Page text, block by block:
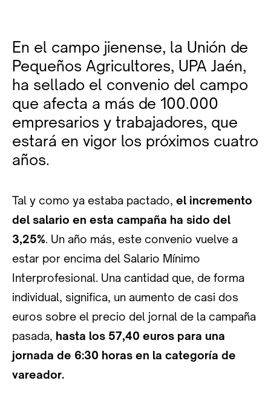
En el campo jienense, la Unión de
Pequeños Agricultores, UPA Jaén,
ha sellado el convenio del campo
que afecta a más de 100.000
empresarios y trabajadores, que
estará en vigor los próximos cuatro
años.
Tal y como ya estaba pactado, el incremento
del salario en esta campaña ha sido del
3,25%. Un año más, este convenio vuelve a
estar por encima del Salario Mínimo
Interprofesional. Una cantidad que, de forma
individual, significa, un aumento de casi dos
euros sobre el precio del jornal de la campaña
pasada, hasta los 57,40 euros para una
jornada de 6:30 horas en la categoría de
vareador.